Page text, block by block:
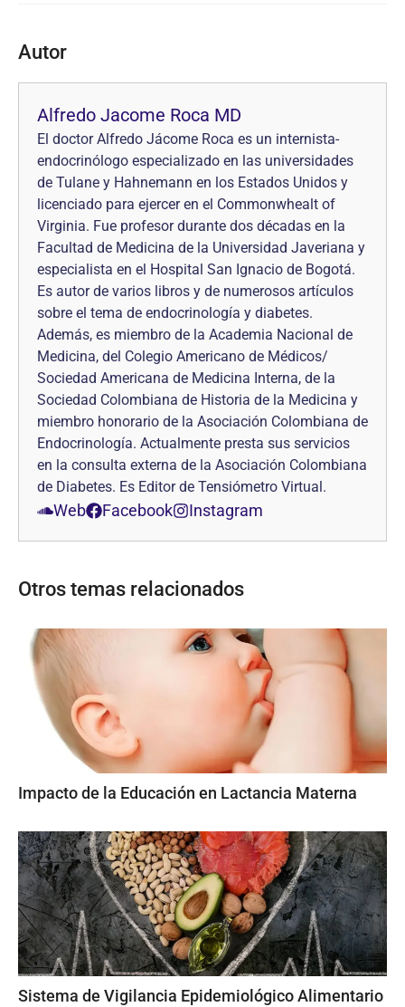
Autor
Alfredo Jacome Roca MD
El doctor Alfredo Jácome Roca es un internista-
endocrinólogo especializado en las universidades
de Tulane y Hahnemann en los Estados Unidos y
licenciado para ejercer en el Commonwhealt of
Virginia. Fue profesor durante dos décadas en la
Facultad de Medicina de la Universidad Javeriana y
especialista en el Hospital San Ignacio de Bogotá.
Es autor de varios libros y de numerosos artículos
sobre el tema de endocrinología y diabetes.
Además, es miembro de la Academia Nacional de
Medicina, del Colegio Americano de Médicos/
Sociedad Americana de Medicina Interna, de la
Sociedad Colombiana de Historia de la Medicina y
miembro honorario de la Asociación Colombiana de
Endocrinología. Actualmente presta sus servicios
en la consulta externa de la Asociación Colombiana
de Diabetes. Es Editor de Tensiómetro Virtual.
Web Facebook Instagram
Otros temas relacionados
Impacto de la Educación en Lactancia Materna
Sistema de Vigilancia Epidemiológico Alimentario